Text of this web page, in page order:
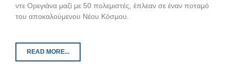
ντε Ορεγιάνα μαζί με 50 πολεμιστές, έπλεαν σε έναν ποταμό
του αποκαλούμενου Νέου Κόσμου.
READ MORE...